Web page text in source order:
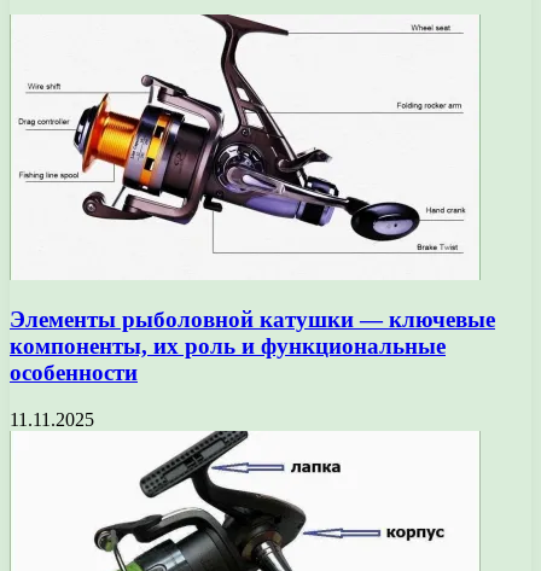
Элементы рыболовной катушки — ключевые
компоненты, их роль и функциональные
особенности
11.11.2025